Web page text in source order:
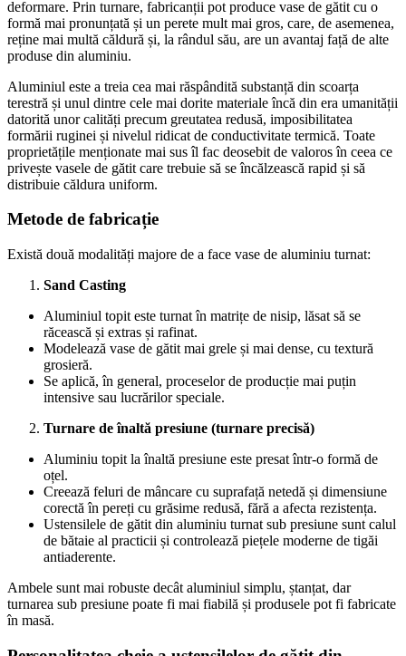
deformare. Prin turnare, fabricanții pot produce vase de gătit cu o
formă mai pronunțată și un perete mult mai gros, care, de asemenea,
reține mai multă căldură și, la rândul său, are un avantaj față de alte
produse din aluminiu.
Aluminiul este a treia cea mai răspândită substanță din scoarța
terestră și unul dintre cele mai dorite materiale încă din era umanității
datorită unor calități precum greutatea redusă, imposibilitatea
formării ruginei și nivelul ridicat de conductivitate termică. Toate
proprietățile menționate mai sus îl fac deosebit de valoros în ceea ce
privește vasele de gătit care trebuie să se încălzească rapid și să
distribuie căldura uniform.
Metode de fabricație
Există două modalități majore de a face vase de aluminiu turnat:
Sand Casting
Aluminiul topit este turnat în matrițe de nisip, lăsat să se
răcească și extras și rafinat.
Modelează vase de gătit mai grele și mai dense, cu textură
grosieră.
Se aplică, în general, proceselor de producție mai puțin
intensive sau lucrărilor speciale.
Turnare de înaltă presiune (turnare precisă)
Aluminiu topit la înaltă presiune este presat într-o formă de
oțel.
Creează feluri de mâncare cu suprafață netedă și dimensiune
corectă în pereți cu grăsime redusă, fără a afecta rezistența.
Ustensilele de gătit din aluminiu turnat sub presiune sunt calul
de bătaie al practicii și controlează piețele moderne de tigăi
antiaderente.
Ambele sunt mai robuste decât aluminiul simplu, ștanțat, dar
turnarea sub presiune poate fi mai fiabilă și produsele pot fi fabricate
în masă.